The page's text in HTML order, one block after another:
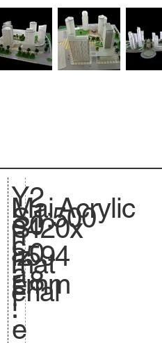
Y
e
a
r
:
Mai
n
mat
erial
:
S
c
a
l
e
S
iz
e.
2
0
0
8
1:500
420x
594
mm
Acrylic